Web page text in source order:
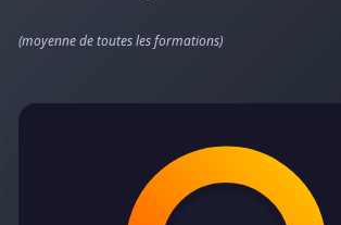
(moyenne de toutes les formations)